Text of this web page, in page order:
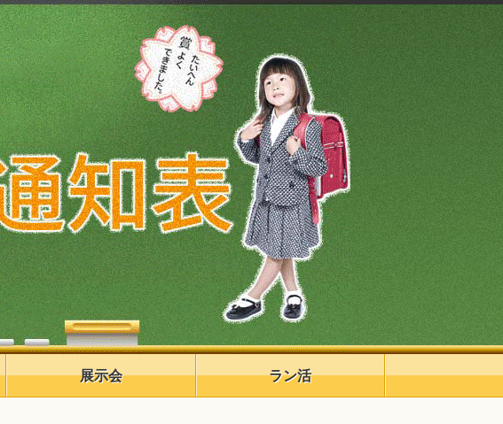
展示会 ラン活